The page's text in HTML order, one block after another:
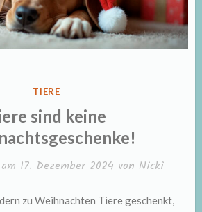
VERÖFFENTLICHT
TIERE
sind keine
17. Dezember 2024 von Nicki
zu Weihnachten Tiere geschenkt,